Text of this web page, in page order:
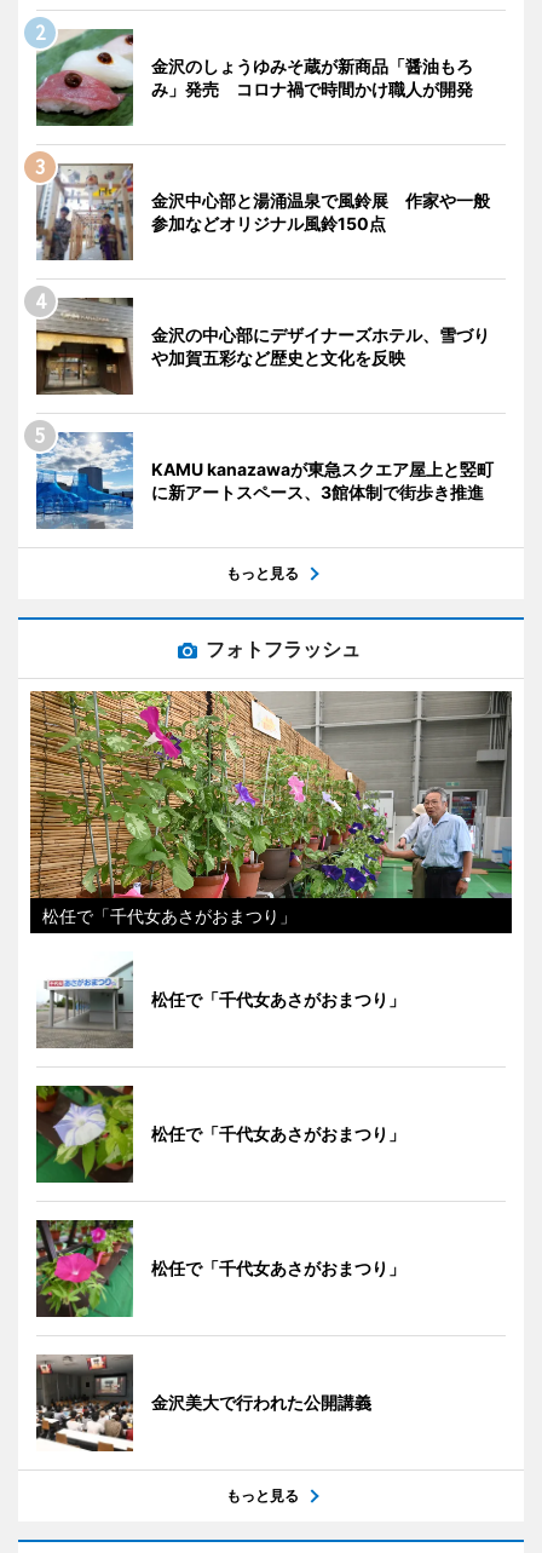
金沢のしょうゆみそ蔵が新商品「醤油もろ
み」発売 コロナ禍で時間かけ職人が開発
金沢中心部と湯涌温泉で風鈴展 作家や一般
参加などオリジナル風鈴150点
金沢の中心部にデザイナーズホテル、雪づり
や加賀五彩など歴史と文化を反映
KAMU kanazawaが東急スクエア屋上と竪町
に新アートスペース、3館体制で街歩き推進
もっと見る
フォトフラッシュ
松任で「千代女あさがおまつり」
松任で「千代女あさがおまつり」
松任で「千代女あさがおまつり」
松任で「千代女あさがおまつり」
金沢美大で行われた公開講義
もっと見る